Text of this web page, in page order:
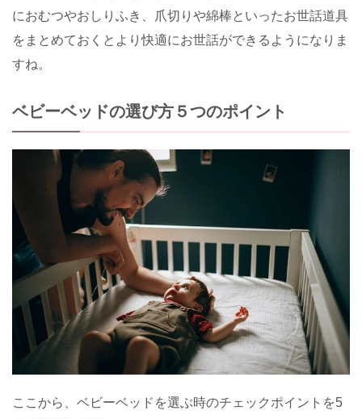
におむつやおしりふき、爪切りや綿棒といったお世話道具
をまとめておくとより快適にお世話ができるようになりま
すね。
ベビーベッドの選び方５つのポイント
ここから、ベビーベッドを選ぶ時のチェックポイントを5